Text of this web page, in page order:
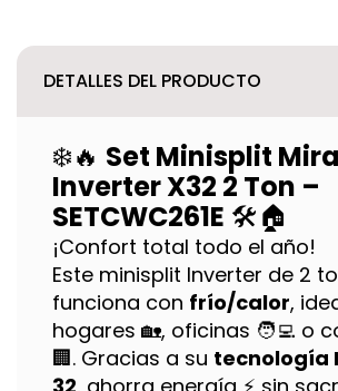
DETALLES DEL PRODUCTO
❄️🔥 Set Minisplit
Inverter X32 2 Ton –
SETCWC261E 🛠️🏠
¡Confort total todo el año!
Este minisplit Inverter de 2
funciona con frío/calor,
hogares 🏡, oficinas 🧑‍💻 o
🏢. Gracias a su tecnología